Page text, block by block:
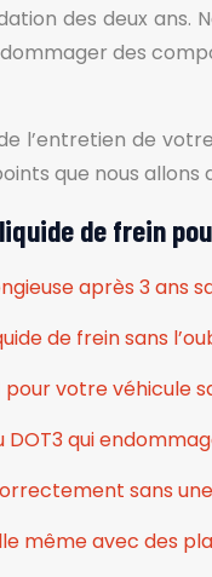
des deux ans.
des
l’entretien de
que nous allons
de frein
après 3 ans
de frein sans
pour votre véhicule
qui
sans
même avec des